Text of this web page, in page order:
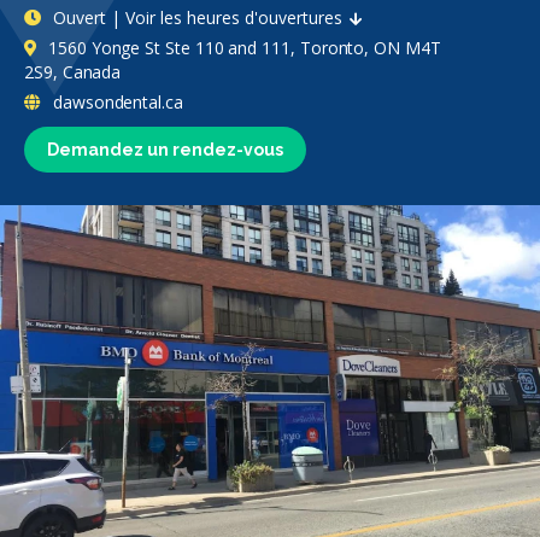
Demandez un rendez-vous
Ouvert | Voir les heures d'ouvertures
1560 Yonge St Ste 110 and 111, Toronto, ON M4T
2S9, Canada
dawsondental.ca